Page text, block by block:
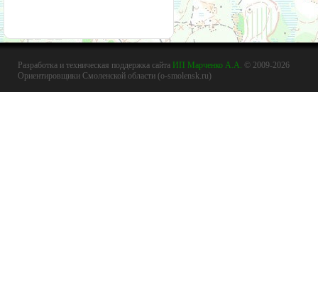
Разработка и техническая поддержка сайта ИП Марченко А.А. © 2009-2026
Ориентировщики Смоленской области (o-smolensk.ru)